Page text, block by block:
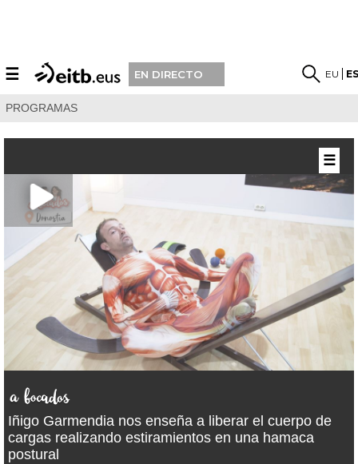
☰ EN DIRECTO EU
PROGRAMAS
Iñigo Garmendia nos enseña a liberar el cuerpo de
cargas realizando estiramientos en una hamaca
postural
☰